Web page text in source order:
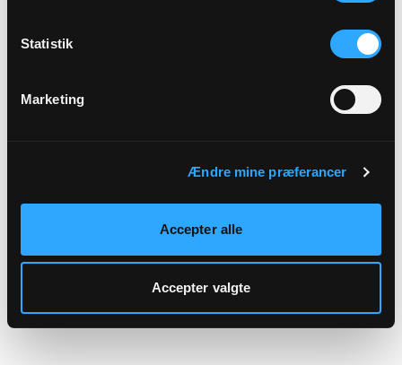
Statistik
Marketing
Ændre mine præferancer
Accepter alle
Accepter valgte